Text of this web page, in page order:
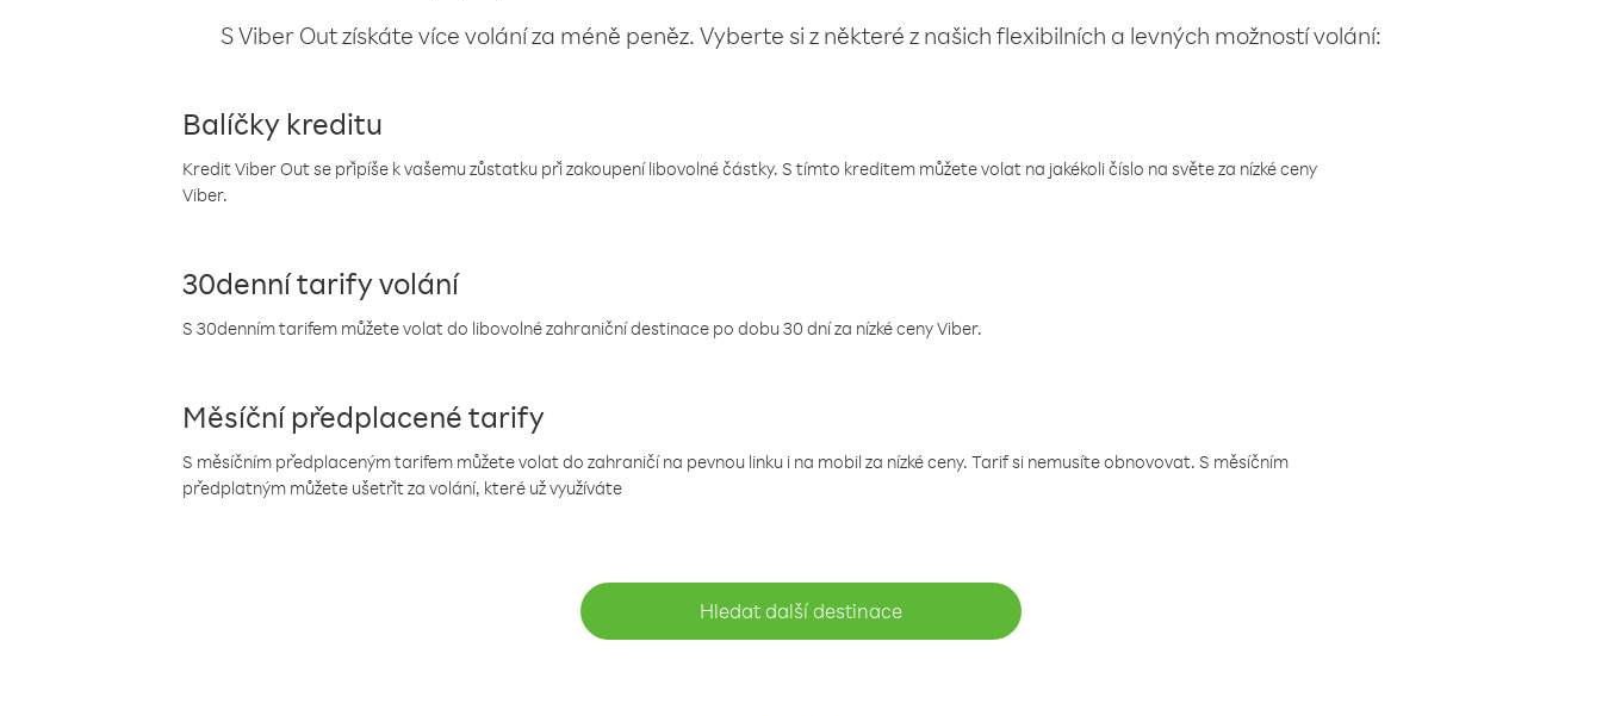
S Viber Out získáte více volání za méně peněz. Vyberte si z některé z našich flexibilních a levných možností volání:
Balíčky kreditu
Kredit Viber Out se připíše k vašemu zůstatku při zakoupení libovolné částky. S tímto kreditem můžete volat na jakékoli číslo na světe za nízké ceny
Viber.
30denní tarify volání
S 30denním tarifem můžete volat do libovolné zahraniční destinace po dobu 30 dní za nízké ceny Viber.
Měsíční předplacené tarify
S měsíčním předplaceným tarifem můžete volat do zahraničí na pevnou linku i na mobil za nízké ceny. Tarif si nemusíte obnovovat. S měsíčním
předplatným můžete ušetřit za volání, které už využíváte
Hledat další destinace